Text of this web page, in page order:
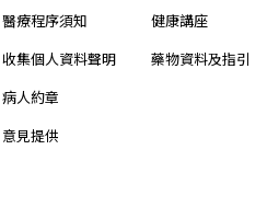
醫療程序須知
收集個人資料聲明
病人約章
意見提供
健康講座
藥物資料及指引